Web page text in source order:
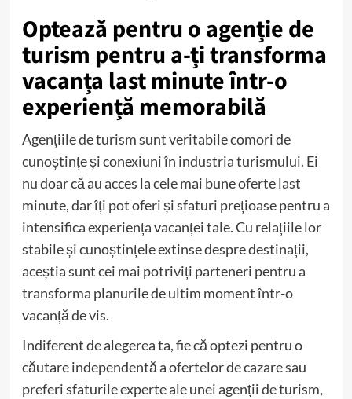
Optează pentru o agenție de
turism pentru a-ți transforma
vacanța last minute într-o
experiență memorabilă
Agențiile de turism sunt veritabile comori de
cunoștințe și conexiuni în industria turismului. Ei
nu doar că au acces la cele mai bune oferte last
minute, dar îți pot oferi și sfaturi prețioase pentru a
intensifica experiența vacanței tale. Cu relațiile lor
stabile și cunoștințele extinse despre destinații,
aceștia sunt cei mai potriviți parteneri pentru a
transforma planurile de ultim moment într-o
vacanță de vis.
Indiferent de alegerea ta, fie că optezi pentru o
căutare independentă a ofertelor de cazare sau
preferi sfaturile experte ale unei agenții de turism,